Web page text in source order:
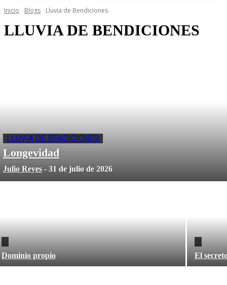
Inicio Blogs Lluvia de Bendiciones
LLUVIA DE BENDICIONES
LLUVIA DE BENDICIONES
Longevidad
Julio Reyes - 31 de julio de 2026
Dominio propio El